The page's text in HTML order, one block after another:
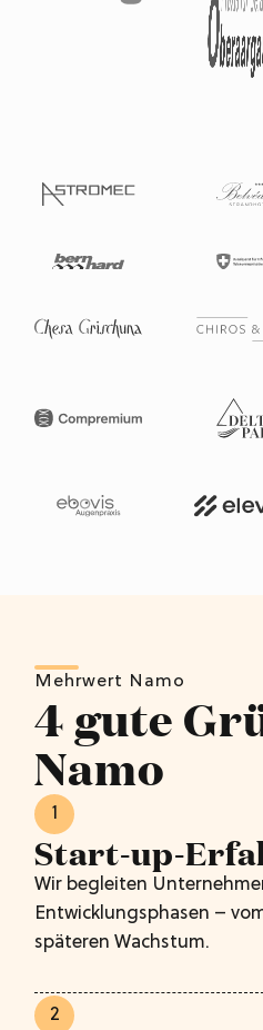
Mehrwert Namo
4 gute
Namo
1
Start-up-
Wir begleiten
Entwicklungsphasen –
späteren Wachstum.
2